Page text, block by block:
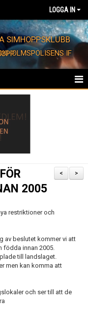
LOGGA IN
SIMHOPPSKLUBB
IF SIMHOPP
>
<
2005
restriktioner och
av beslutet kommer vi att
födda innan 2005.
till landslaget.
men kan komma att
och ser till att de